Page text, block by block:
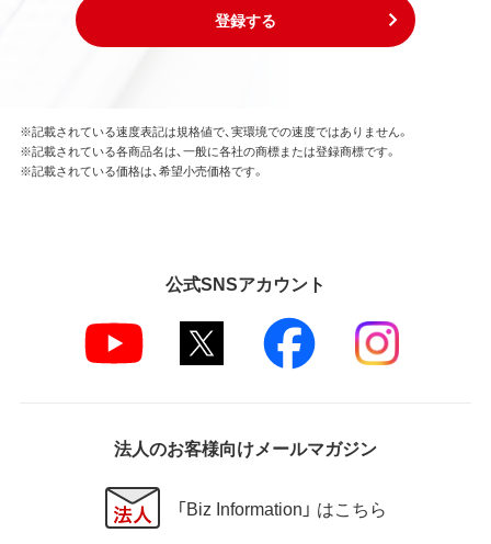
登録する
※記載されている速度表記は規格値で、実環境での速度ではありません。
※記載されている各商品名は、一般に各社の商標または登録商標です。
※記載されている価格は、希望小売価格です。
公式SNSアカウント
法人のお客様向けメールマガジン
「Biz Information」 はこちら